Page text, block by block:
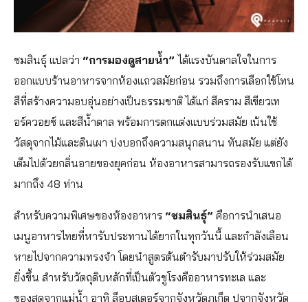
ชมสินธุ์ แปลว่า “การมองดูสายน้ำ”ได้แรงบันดาลใจในการ
ออกแบบร้านอาหารจากห้องแถวสมัยก่อน รวมถึงการเลือกใช้โทน
สีที่สร้างความอบอุ่นอย่างเป็นธรรมชาติ ได้แก่ สีคราม สีเขียวเท
อร์ควอยซ์ และสีน้ำตาล พร้อมการตกแต่งแบบร่วมสมัย เน้นใช้
วัสดุจากไม้และดินเผา บ่งบอกถึงความสนุกสนาน ทันสมัย แต่ยัง
เต็มไปด้วยกลิ่นอายของยุคก่อน ห้องอาหารสามารถรองรับแขกได้
มากถึง 48 ท่าน
สำหรับความพิเศษของห้องอาหาร “ชมสินธุ์” คือการนำเสนอ
เมนูอาหารไทยที่หารับประทานได้ยากในทุกวันนี้ และกำลังเลือน
หายไปจากความทรงจำ โดยนำสูตรต้นตำรับมาปรับให้ร่วมสมัย
ยิ่งขึ้น สำหรับวัตถุดิบหลักที่เป็นตัวชูโรงคืออาหารทะเล และ
ของสดจากแม่น้ำ อาทิ ล็อบสเตอร์จากจังหวัดภูเก็ต ปูจากจังหวัด